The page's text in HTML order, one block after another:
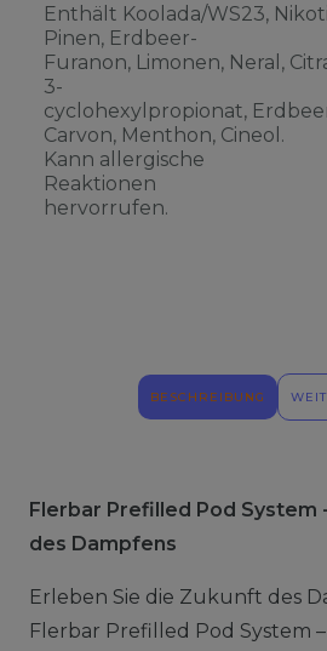
Enthält Koolada/WS23,
Pinen, Erdbeer-
Furanon, Limonen, Neral,
3-
cyclohexylpropionat,
Carvon, Menthon, Cineol.
Kann allergische
Reaktionen
hervorrufen.
BESCHREIBUNG
Flerbar Prefilled Pod System
des Dampfens
Erleben Sie die Zukunft des
Flerbar Prefilled Pod System